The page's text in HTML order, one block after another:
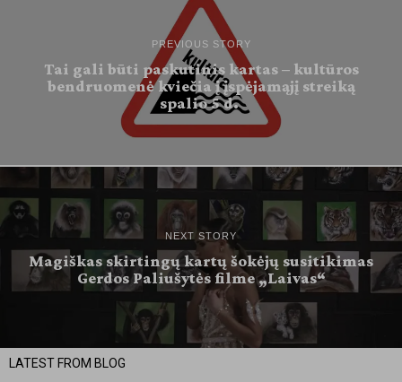
PREVIOUS STORY
Tai gali būti paskutinis kartas – kultūros
bendruomenė kviečia į įspėjamąjį streiką
spalio 5 d.
NEXT STORY
Magiškas skirtingų kartų šokėjų susitikimas
Gerdos Paliušytės filme „Laivas“
LATEST FROM BLOG